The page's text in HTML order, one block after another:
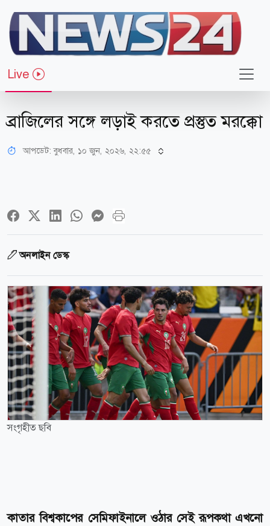
Live
খেলাধুলা
ব্রাজিলের সঙ্গে লড়াই করতে প্রস্তুত মরক্কো
আপডেট: বুধবার, ১০ জুন, ২০২৬, ২২:৫৫
অনলাইন ডেস্ক
সংগৃহীত ছবি
কাতার বিশ্বকাপের সেমিফাইনালে ওঠার সেই রূপকথা এখনো